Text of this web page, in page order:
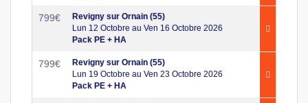
799€
Revigny sur Ornain (55)
Lun 12 Octobre au Ven 16 Octobre 2026
Pack PE + HA
799€
Revigny sur Ornain (55)
Lun 19 Octobre au Ven 23 Octobre 2026
Pack PE + HA